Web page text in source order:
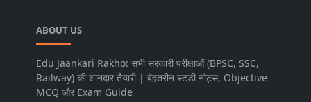
ABOUT US
Edu Jaankari Rakho: सभी सरकारी परीक्षाओं (BPSC, SSC,
Railway) की शानदार तैयारी | बेहतरीन स्टडी नोट्स, Objective
MCQ और Exam Guide